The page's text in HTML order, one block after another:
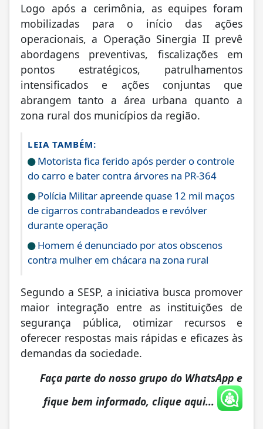
Logo após a cerimônia, as equipes foram
mobilizadas para o início das ações
operacionais, a Operação Sinergia II prevê
abordagens preventivas, fiscalizações em
pontos estratégicos, patrulhamentos
intensificados e ações conjuntas que
abrangem tanto a área urbana quanto a
zona rural dos municípios da região.
LEIA TAMBÉM:
Motorista fica ferido após perder o controle
do carro e bater contra árvores na PR-364
Polícia Militar apreende quase 12 mil maços
de cigarros contrabandeados e revólver
durante operação
Homem é denunciado por atos obscenos
contra mulher em chácara na zona rural
Segundo a SESP, a iniciativa busca promover
maior integração entre as instituições de
segurança pública, otimizar recursos e
oferecer respostas mais rápidas e eficazes às
demandas da sociedade.
Faça parte do nosso grupo do WhatsApp e
fique bem informado, clique aqui...